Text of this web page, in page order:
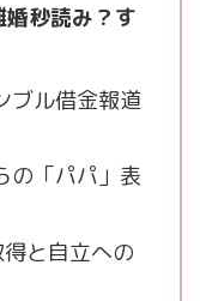
秒読み？す
ブル借金報道
の「パパ」表
と自立への